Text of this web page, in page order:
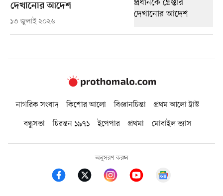
দেখানোর আদেশ
১৩ জুলাই ২০২৬
নাগরিক সংবাদ কিশোর আলো বিজ্ঞানচিন্তা
প্রথম আলো ট্রাস্ট
বন্ধুসভা
চিরন্তন ১৯৭১ ইপেপার প্রথমা মোবাইল ভ্যাস
অনুসরণ করুন